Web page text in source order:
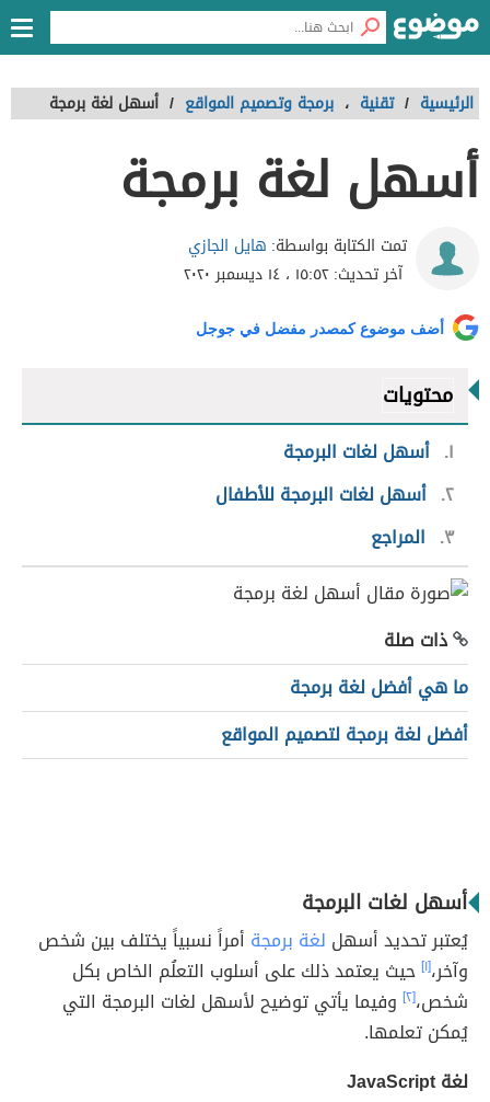
الرئيسية / تقنية ، برمجة وتصميم المواقع / أسهل لغة برمجة
أسهل لغة برمجة
تمت الكتابة بواسطة: هايل الجازي
آخر تحديث:١٥:٥٢ ، ١٤ ديسمبر ٢٠٢٠
أضف موضوع كمصدر مفضل في جوجل
محتويات
١ أسهل لغات البرمجة
٢ أسهل لغات البرمجة للأطفال
٣
المراجع
ذات صلة
ما هي أفضل لغة برمجة
أفضل لغة برمجة لتصميم المواقع
أسهل لغات البرمجة
يُعتبر تحديد أسهل لغة برمجة أمراً نسبياً يختلف بين شخص
وآخر،[١] حيث يعتمد ذلك على أسلوب التعلُم الخاص بكل
شخص،[٢]
وفيما يأتي توضيح لأسهل لغات البرمجة التي
يُمكن تعلمها.
لغة JavaScript